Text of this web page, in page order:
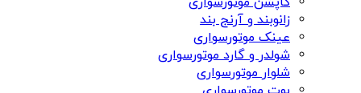
زانوبند و آرنج بند
عینک موتورسواری
شولدر و گارد موتورسواری
شلوار موتورسواری